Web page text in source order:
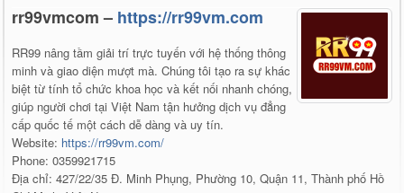
rr99vmcom – https://rr99vm.com
RR99 nâng tầm giải trí trực tuyến với hệ thống thông
minh và giao diện mượt mà. Chúng tôi tạo ra sự khác
biệt từ tính tổ chức khoa học và kết nối nhanh chóng,
giúp người chơi tại Việt Nam tận hưởng dịch vụ đẳng
cấp quốc tế một cách dễ dàng và uy tín.
Website: https://rr99vm.com/
Phone: 0359921715
Địa chỉ: 427/22/35 Đ. Minh Phụng, Phường 10, Quận 11, Thành phố Hồ